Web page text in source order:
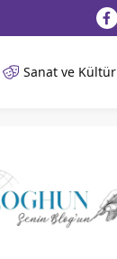
Sanat ve Kültür